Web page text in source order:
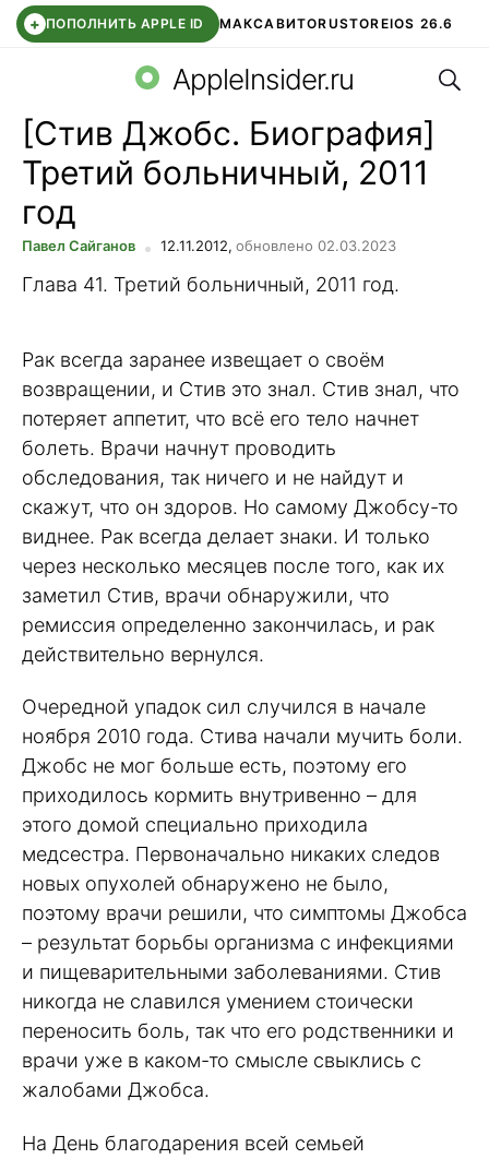
+ ПОПОЛНИТЬ APPLE ID МАКСАВИТОRUSTOREIOS 26.6
СБЕР КИДС ВТБ ОНЛАЙН ЧАТ В ROBLOX
AppleInsider.ru
[Стив Джобс. Биография]
Третий больничный, 2011
год
Павел Сайганов 12.11.2012, обновлено 02.03.2023
Глава 41. Третий больничный, 2011 год.
Рак всегда заранее извещает о своём
возвращении, и Стив это знал. Стив знал, что
потеряет аппетит, что всё его тело начнет
болеть. Врачи начнут проводить
обследования, так ничего и не найдут и
скажут, что он здоров. Но самому Джобсу-то
виднее. Рак всегда делает знаки. И только
через несколько месяцев после того, как их
заметил Стив, врачи обнаружили, что
ремиссия определенно закончилась, и рак
действительно вернулся.
Очередной упадок сил случился в начале
ноября 2010 года. Стива начали мучить боли.
Джобс не мог больше есть, поэтому его
приходилось кормить внутривенно – для
этого домой специально приходила
медсестра. Первоначально никаких следов
новых опухолей обнаружено не было,
поэтому врачи решили, что симптомы Джобса
– результат борьбы организма с инфекциями
и пищеварительными заболеваниями. Стив
никогда не славился умением стоически
переносить боль, так что его родственники и
врачи уже в каком-то смысле свыклись с
жалобами Джобса.
На День благодарения всей семьей